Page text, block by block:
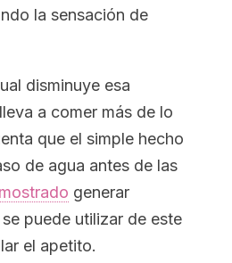
la sensación de
disminuye esa
a comer más de lo
que el simple hecho
de agua antes de las
generar
puede utilizar de este
el apetito.